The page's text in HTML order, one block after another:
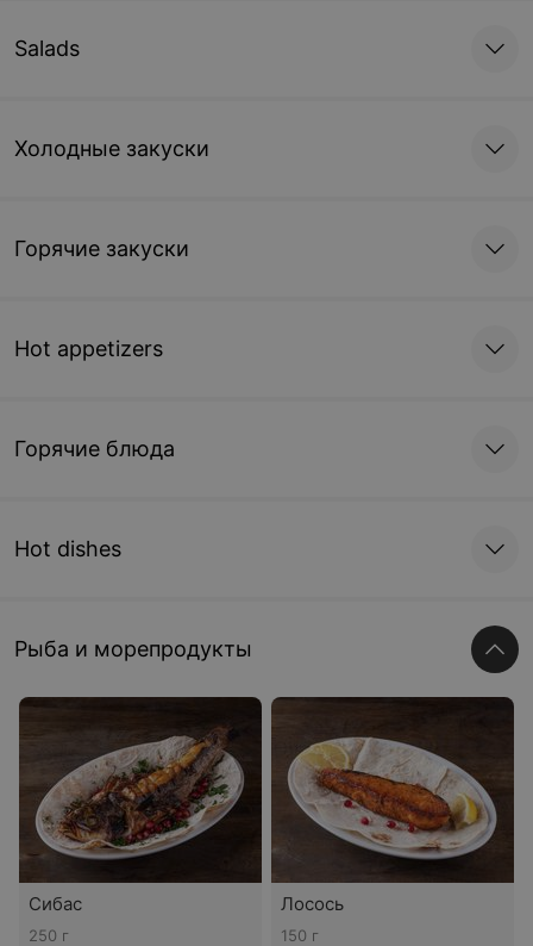
Salads
Холодные закуски
Горячие закуски
Hot appetizers
Горячие блюда
Hot dishes
Рыба и морепродукты
Сибас
250 г
Лосось
150 г